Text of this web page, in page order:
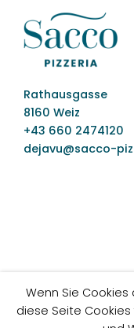
Wenn Sie
diese Seite
Rathausgasse
8160 Weiz
+43 660 2474120
dejavu@sacco-